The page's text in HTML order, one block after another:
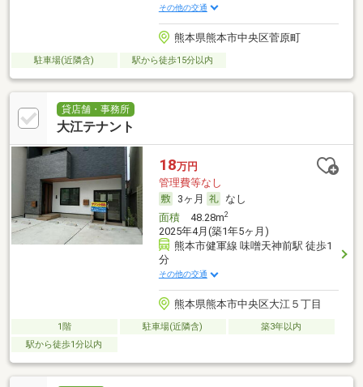
その他の交通
熊本県熊本市中央区菅原町
駐車場(近隣含) 駅から徒歩15分以内
貸店舗・事務所
大江テナント
18万円
管理費等なし
3ヶ月
なし
面積48.28m2
2025年4月(築1年5ヶ月)
熊本市健軍線 味噌天神前駅 徒歩1
分
その他の交通
熊本県熊本市中央区大江５丁目
1階 駐車場(近隣含)
築3年以内
駅から徒歩1分以内